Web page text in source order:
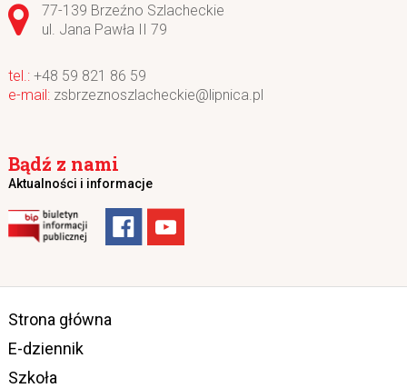
Adres pocztowy:
77-139 Brzeźno Szlacheckie
ul. Jana Pawła II 79
+48 59 821 86 59
zsbrzeznoszlacheckie@lipnica.pl
Bądź z nami
Aktualności i informacje
Strona główna
E-dziennik
Szkoła